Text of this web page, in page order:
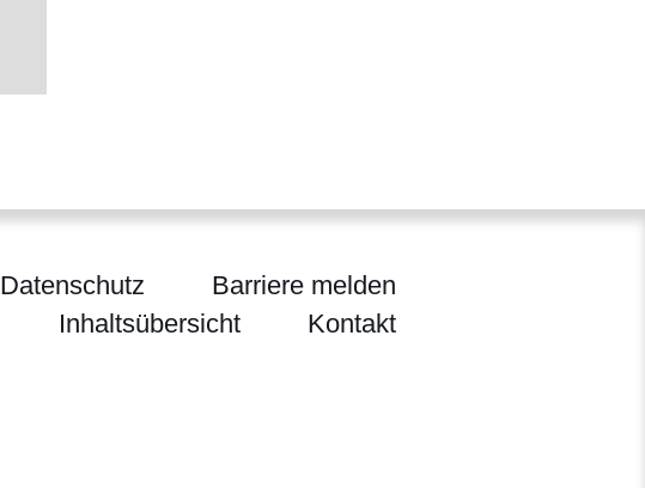
Datenschutz
Barriere melden
Inhaltsübersicht
Kontakt